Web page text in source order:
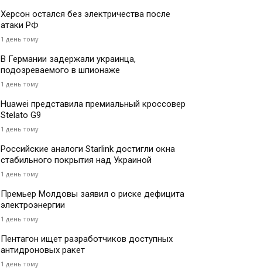
Херсон остался без электричества после
атаки РФ
1 день тому
В Германии задержали украинца,
подозреваемого в шпионаже
1 день тому
Huawei представила премиальный кроссовер
Stelato G9
1 день тому
Российские аналоги Starlink достигли окна
стабильного покрытия над Украиной
1 день тому
Премьер Молдовы заявил о риске дефицита
электроэнергии
1 день тому
Пентагон ищет разработчиков доступных
антидроновых ракет
1 день тому